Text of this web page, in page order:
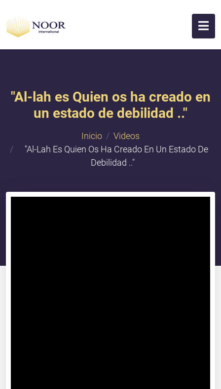
"Al-lah es Quien os ha creado en
un estado de debilidad .."
Inicio
Videos
"Al-Lah Es Quien Os Ha Creado En Un Estado De
Debilidad .."